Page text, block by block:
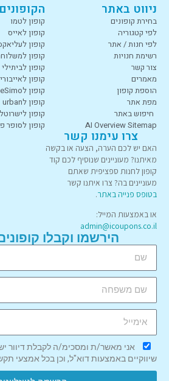
ניווט באתר
בחירת קופונים
לפי קטגוריה
לפי חנות / אתר
רשימת חנויות
צור קשר
מאמרים
הוספת קופון
מפת אתר
חיפוש באתר
AI Overview Sitemap
קופון לטמו
קופון לאייס
קופון
קופון
קופון לביתילי
קופון לאייבורי
קופון לeSimo
קופון לurban
קופון לישרוטל
קופון לסופר
צרו עימנו קשר
האם יש לכם הערה, הצעה או בקשה
מאיתנו? מעוניינים שנוסיף לכם קוד
קופון לחנות ספציפית שאתם
מעוניינים בה? צרו איתנו קשר
בטופס פנייה באתר.
או באמצעות המייל:
admin@icoupons.co.il
הירשמו וקבלו
אני מאשר/ת ומסכימ/ה לקבלת דיוור
שיווקיים באמצעות דוא"ל, וכן בכל אמצעי